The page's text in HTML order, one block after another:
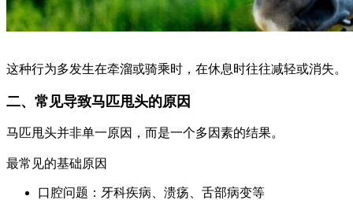
这种行为多发生在牵溜或骑乘时，在休息时往往减轻或消失。
二、常见导致马匹甩头的原因
马匹甩头并非单一原因，而是一个多因素的结果。
最常见的基础原因
口腔问题：牙科疾病、溃疡、舌部病变等